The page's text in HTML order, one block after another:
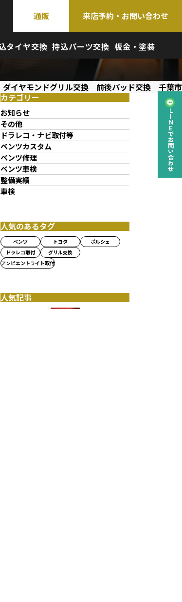
通販 来店予約・お問い合わせ
タイヤ交換 持込パーツ交換 板金・塗装
LINEでお問い合わせ
イヤモンドグリル交換 前後パッド交換 千葉市
カテゴリー
お知らせ
その他
ドラレコ・ナビ取付等
ベンツカスタム
ベンツ修理
ベンツ車検
整備実績
車検
人気のあるタグ
ベンツ トヨタ
ポルシェ
ドラレコ取付
グリル交換
アンビエントライト取付
人気記事